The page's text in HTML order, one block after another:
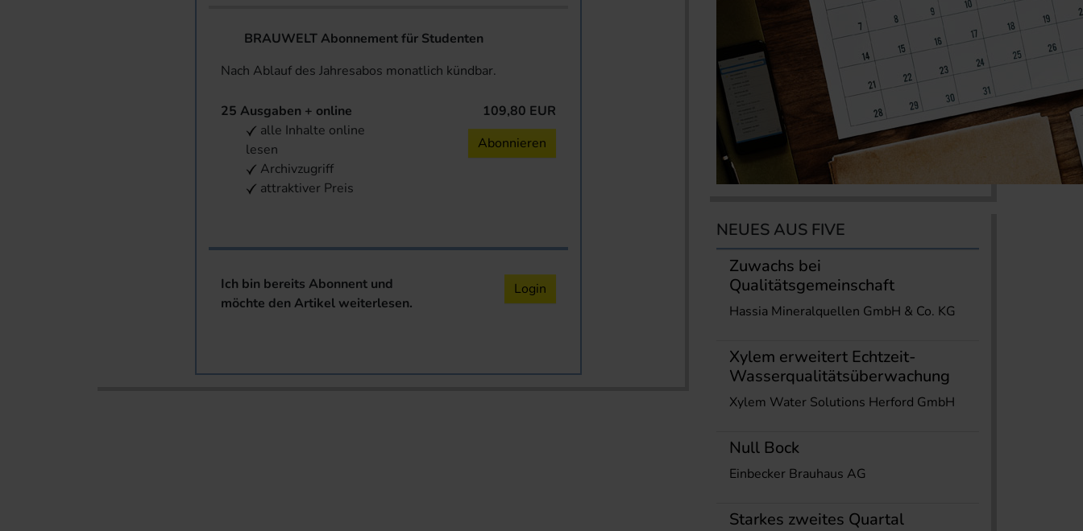
BRAUWELT Abonnement für Studenten
Nach Ablauf des Jahresabos monatlich kündbar.
25 Ausgaben + online
alle Inhalte online
lesen
Archivzugriff
attraktiver Preis
109,80 EUR
Abonnieren
Ich bin bereits Abonnent und
möchte den Artikel weiterlesen.
Login
NEUES AUS FIVE
Zuwachs bei
Qualitätsgemeinschaft
Hassia Mineralquellen GmbH & Co. KG
Xylem erweitert Echtzeit-
Wasserqualitätsüberwachung
Xylem Water Solutions Herford GmbH
Null Bock
Einbecker Brauhaus AG
Starkes zweites Quartal